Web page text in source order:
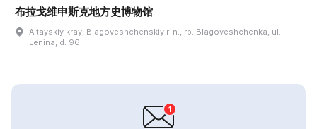
布拉戈维申斯克地方史博物馆
Altayskiy kray, Blagoveshchenskiy r-n., rp. Blagoveshchenka, ul.
Lenina, d. 96